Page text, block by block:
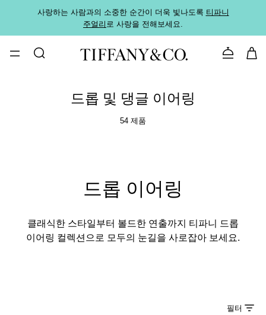
사랑하는 사람과의 소중한 순간이 더욱 빛나도록 티파니
주얼리로 사랑을 전해보세요.
문의하기
드롭 및 댕글 이어링
54 제품
드롭 이어링
클래식한 스타일부터 볼드한 연출까지 티파니 드롭
이어링 컬렉션으로 모두의 눈길을 사로잡아 보세요.
필터